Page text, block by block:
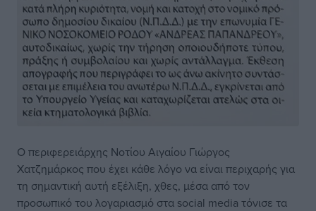
Ο περιφερειάρχης Νοτίου Αιγαίου Γιώργος
Χατζημάρκος που έχει κάθε λόγο να είναι περιχαρής για
τη σημαντική αυτή εξέλιξη, χθες, μέσα από τον
προσωπικό του λογαριασμό στα social media τόνισε τα